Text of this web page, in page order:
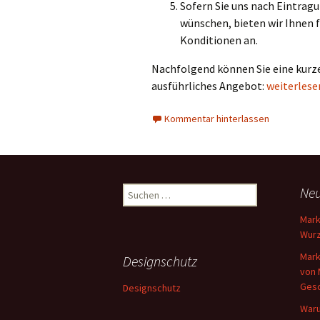
Sofern Sie uns nach
wünschen, bieten wir
Konditionen an.
Nachfolgend können Sie eine
ausführliches Angebot:
Kommentar hinterlassen
Suchen
nach:
von
Designschutz
Designschutz